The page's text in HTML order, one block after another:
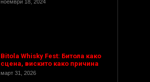
ноември 18, 2024
Bitola Whisky Fest: Битола како
сцена, вискито како причина
март 31, 2026